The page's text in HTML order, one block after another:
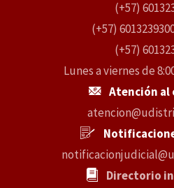
(+57)
(+57)
(+57)
Lunes a viernes de
Atención al
Directorio